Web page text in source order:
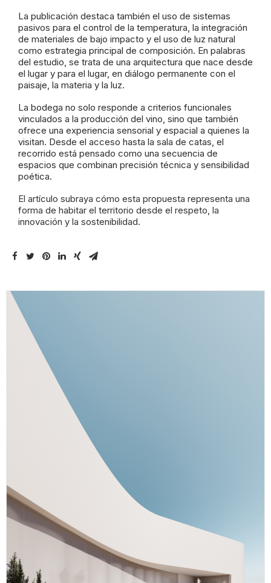
La publicación destaca también el uso de sistemas
pasivos para el control de la temperatura, la integración
de materiales de bajo impacto y el uso de luz natural
como estrategia principal de composición. En palabras
del estudio, se trata de una arquitectura que nace desde
el lugar y para el lugar, en diálogo permanente con el
paisaje, la materia y la luz.
La bodega no solo responde a criterios funcionales
vinculados a la producción del vino, sino que también
ofrece una experiencia sensorial y espacial a quienes la
visitan. Desde el acceso hasta la sala de catas, el
recorrido está pensado como una secuencia de
espacios que combinan precisión técnica y sensibilidad
poética.
El artículo subraya cómo esta propuesta representa una
forma de habitar el territorio desde el respeto, la
innovación y la sostenibilidad.